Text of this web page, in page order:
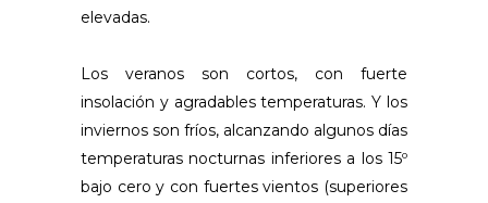
elevadas.
Los veranos son cortos, con fuerte
insolación y agradables temperaturas. Y los
inviernos son fríos, alcanzando algunos días
temperaturas nocturnas inferiores a los 15º
bajo cero y con fuertes vientos (superiores